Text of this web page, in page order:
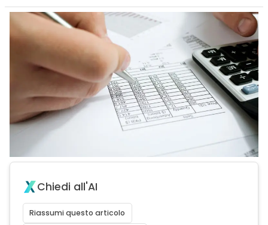
Chiedi all'AI
Riassumi questo articolo